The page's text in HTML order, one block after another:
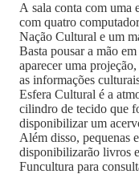
A sala conta com uma
com quatro
Nação Cultural e um
Basta pousar a mão
aparecer uma
as informações
Esfera Cultural é a
cilindro de tecido que
disponibilizar um
Além disso, pequenas
disponibilizarão livros
Funcultura para